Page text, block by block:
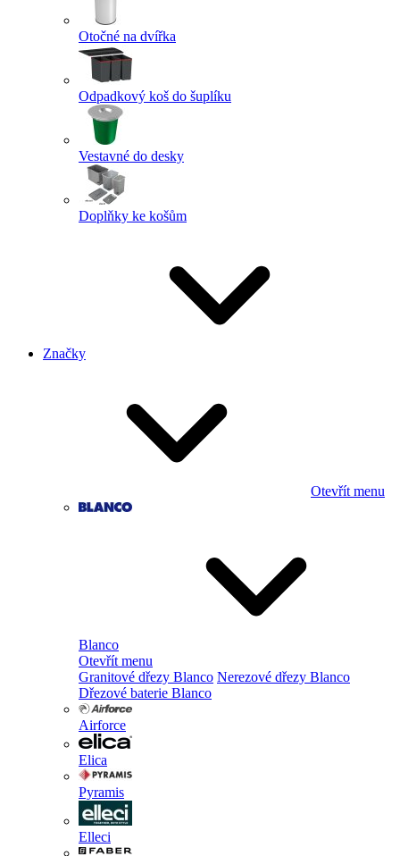
Otočné na dvířka
Odpadkový koš do šuplíku
Vestavné do desky
Doplňky ke košům
Značky
Otevřít menu
Blanco
Otevřít menu
Granitové dřezy Blanco Nerezové dřezy Blanco
Dřezové baterie Blanco
Airforce
Elica
Pyramis
Elleci